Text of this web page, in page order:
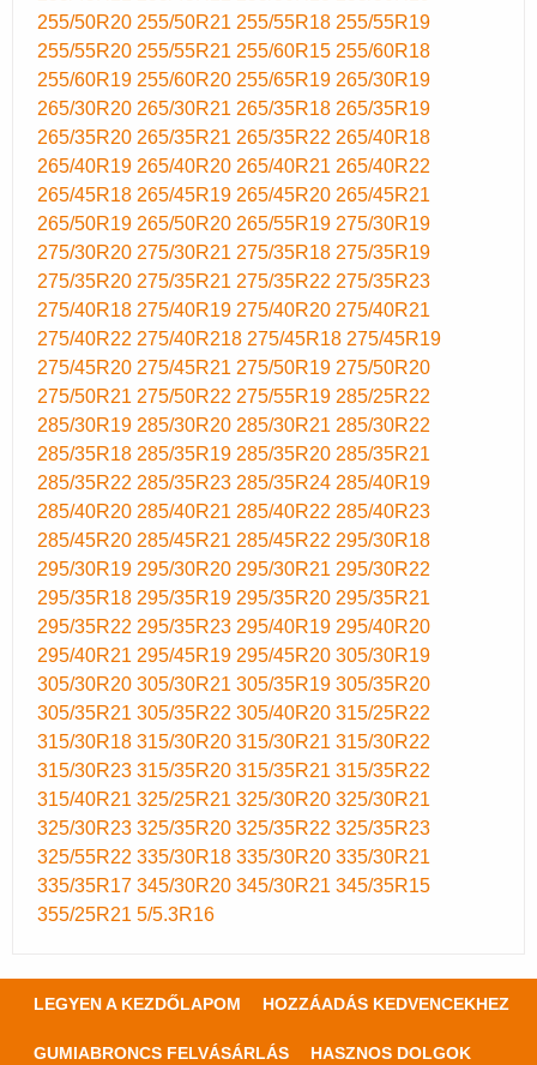
255/50R20 255/50R21 255/55R18 255/55R19
255/55R20 255/55R21 255/60R15 255/60R18
255/60R19 255/60R20 255/65R19 265/30R19
265/30R20 265/30R21 265/35R18 265/35R19
265/35R20 265/35R21 265/35R22 265/40R18
265/40R19 265/40R20 265/40R21 265/40R22
265/45R18 265/45R19 265/45R20 265/45R21
265/50R19 265/50R20 265/55R19 275/30R19
275/30R20 275/30R21 275/35R18 275/35R19
275/35R20 275/35R21 275/35R22 275/35R23
275/40R18 275/40R19 275/40R20 275/40R21
275/40R22 275/40R218 275/45R18 275/45R19
275/45R20 275/45R21 275/50R19 275/50R20
275/50R21 275/50R22 275/55R19 285/25R22
285/30R19 285/30R20 285/30R21 285/30R22
285/35R18 285/35R19 285/35R20 285/35R21
285/35R22 285/35R23 285/35R24 285/40R19
285/40R20 285/40R21 285/40R22 285/40R23
285/45R20 285/45R21 285/45R22 295/30R18
295/30R19 295/30R20 295/30R21 295/30R22
295/35R18 295/35R19 295/35R20 295/35R21
295/35R22 295/35R23 295/40R19 295/40R20
295/40R21 295/45R19 295/45R20 305/30R19
305/30R20 305/30R21 305/35R19 305/35R20
305/35R21 305/35R22 305/40R20 315/25R22
315/30R18 315/30R20 315/30R21 315/30R22
315/30R23 315/35R20 315/35R21 315/35R22
315/40R21 325/25R21 325/30R20 325/30R21
325/30R23 325/35R20 325/35R22 325/35R23
325/55R22 335/30R18 335/30R20 335/30R21
335/35R17 345/30R20 345/30R21 345/35R15
355/25R21 5/5.3R16
LEGYEN A KEZDŐLAPOM HOZZÁADÁS KEDVENCEKHEZ
GUMIABRONCS FELVÁSÁRLÁS HASZNOS DOLGOK